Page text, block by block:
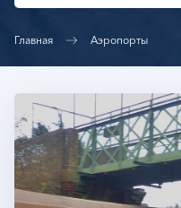
Главная Аэропорты